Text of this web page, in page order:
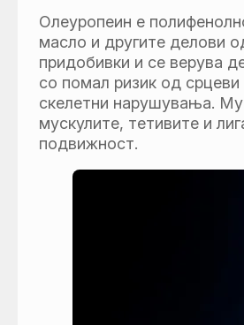
Олеуропеин е
масло и другите делови
придобивки и се верува
со помал ризик од
скелетни нарушувања.
мускулите, тетивите и
подвижност.